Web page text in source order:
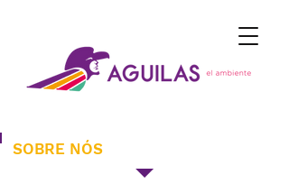
SOBRE NÓS